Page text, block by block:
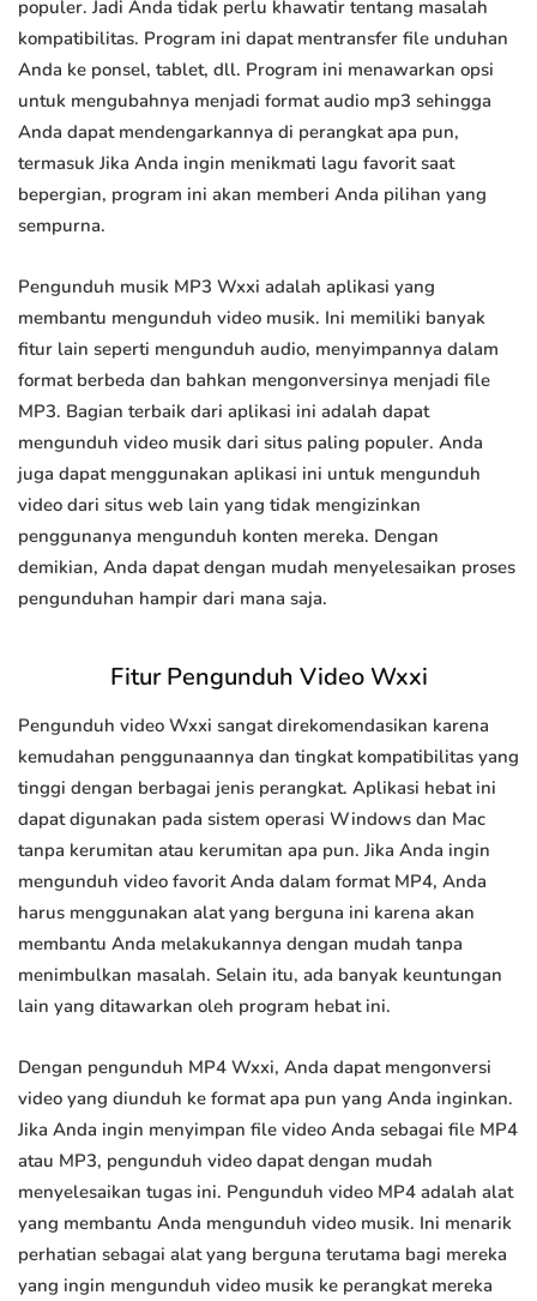
populer. Jadi Anda tidak perlu khawatir tentang masalah
kompatibilitas. Program ini dapat mentransfer file unduhan
Anda ke ponsel, tablet, dll. Program ini menawarkan opsi
untuk mengubahnya menjadi format audio mp3 sehingga
Anda dapat mendengarkannya di perangkat apa pun,
termasuk Jika Anda ingin menikmati lagu favorit saat
bepergian, program ini akan memberi Anda pilihan yang
sempurna.
Pengunduh musik MP3 Wxxi adalah aplikasi yang
membantu mengunduh video musik. Ini memiliki banyak
fitur lain seperti mengunduh audio, menyimpannya dalam
format berbeda dan bahkan mengonversinya menjadi file
MP3. Bagian terbaik dari aplikasi ini adalah dapat
mengunduh video musik dari situs paling populer. Anda
juga dapat menggunakan aplikasi ini untuk mengunduh
video dari situs web lain yang tidak mengizinkan
penggunanya mengunduh konten mereka. Dengan
demikian, Anda dapat dengan mudah menyelesaikan proses
pengunduhan hampir dari mana saja.
Fitur Pengunduh Video Wxxi
Pengunduh video Wxxi sangat direkomendasikan karena
kemudahan penggunaannya dan tingkat kompatibilitas yang
tinggi dengan berbagai jenis perangkat. Aplikasi hebat ini
dapat digunakan pada sistem operasi Windows dan Mac
tanpa kerumitan atau kerumitan apa pun. Jika Anda ingin
mengunduh video favorit Anda dalam format MP4, Anda
harus menggunakan alat yang berguna ini karena akan
membantu Anda melakukannya dengan mudah tanpa
menimbulkan masalah. Selain itu, ada banyak keuntungan
lain yang ditawarkan oleh program hebat ini.
Dengan pengunduh MP4 Wxxi, Anda dapat mengonversi
video yang diunduh ke format apa pun yang Anda inginkan.
Jika Anda ingin menyimpan file video Anda sebagai file MP4
atau MP3, pengunduh video dapat dengan mudah
menyelesaikan tugas ini. Pengunduh video MP4 adalah alat
yang membantu Anda mengunduh video musik. Ini menarik
perhatian sebagai alat yang berguna terutama bagi mereka
yang ingin mengunduh video musik ke perangkat mereka